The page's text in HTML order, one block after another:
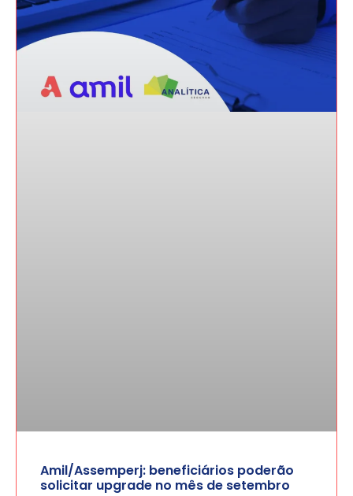
Amil/Assemperj: beneficiários poderão
solicitar upgrade no mês de setembro